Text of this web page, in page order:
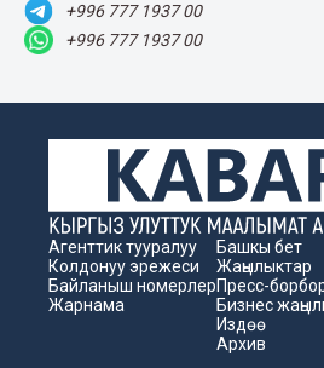
+996 777 1937 00
+996 777 1937 00
Агенттик тууралуу
Колдонуу эрежеси
Байланыш номерлер
Жарнама
Башкы бет
Жаңылыктар
Пресс-
Бизнес
Издөө
Архив